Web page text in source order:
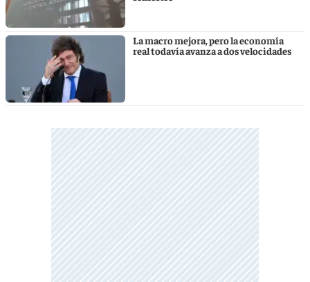
La macro mejora, pero la economía
real todavía avanza a dos velocidades